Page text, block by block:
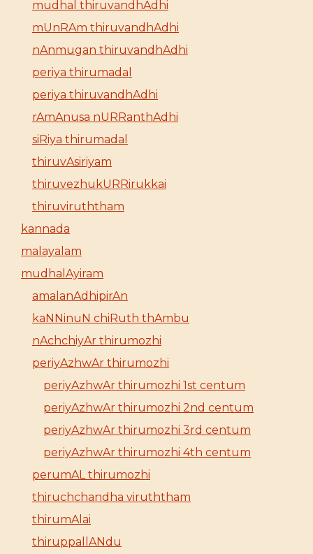
mudhal thiruvandhAdhi
mUnRAm thiruvandhAdhi
nAnmugan thiruvandhAdhi
periya thirumadal
periya thiruvandhAdhi
rAmAnusa nURRanthAdhi
siRiya thirumadal
thiruvAsiriyam
thiruvezhukURRirukkai
thiruviruththam
kannada
malayalam
mudhalAyiram
amalanAdhipirAn
kaNNinuN chiRuth thAmbu
nAchchiyAr thirumozhi
periyAzhwAr thirumozhi
periyAzhwAr thirumozhi 1st centum
periyAzhwAr thirumozhi 2nd centum
periyAzhwAr thirumozhi 3rd centum
periyAzhwAr thirumozhi 4th centum
perumAL thirumozhi
thiruchchandha viruththam
thirumAlai
thiruppallANdu